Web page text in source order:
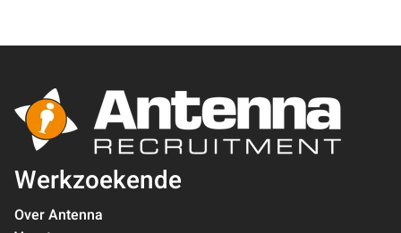
Werkzoekende
Over Antenna